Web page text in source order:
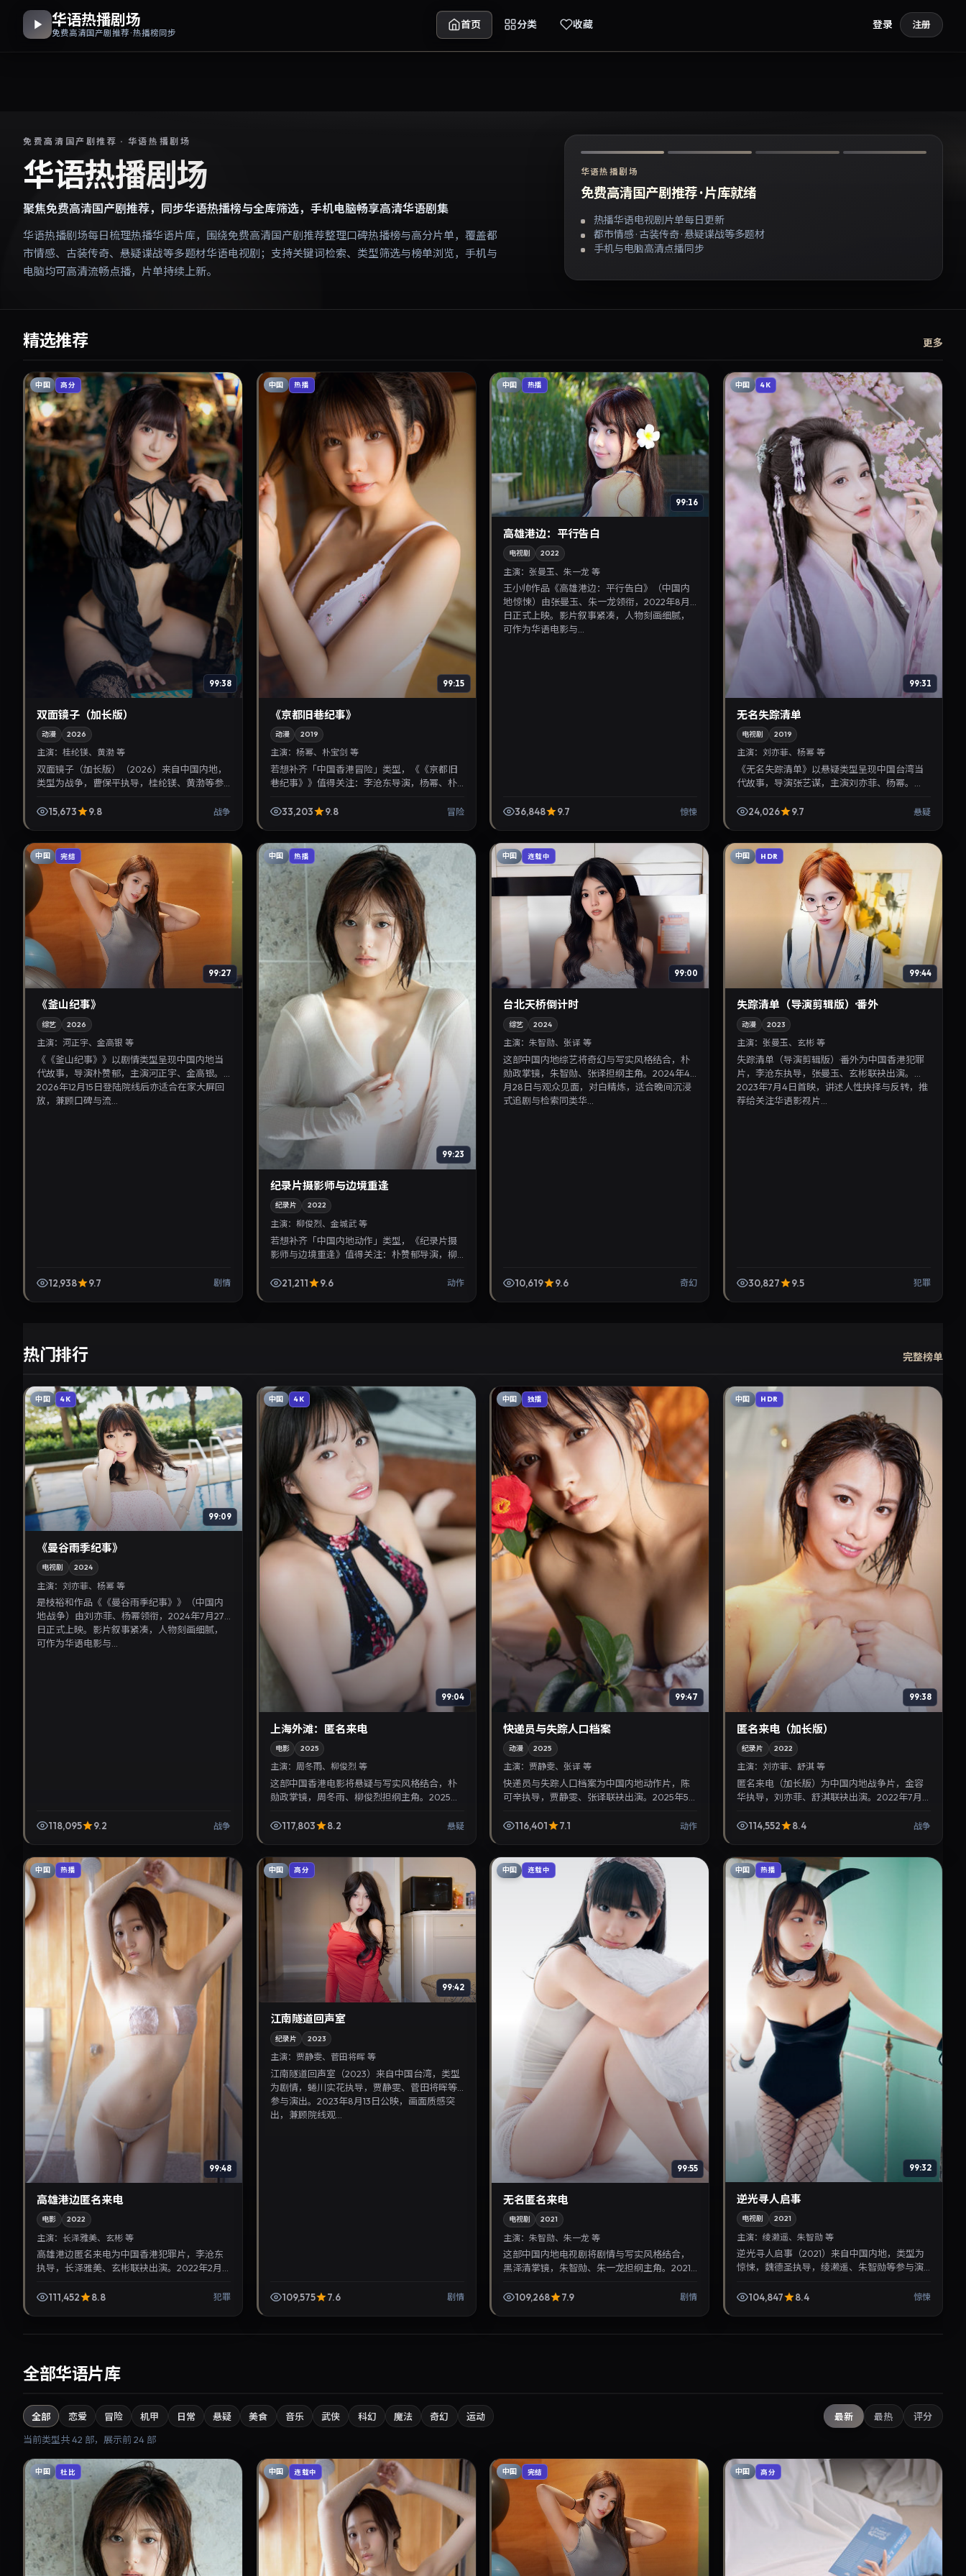
华语热播剧场
免费高清国产剧推荐 · 热播榜同步
首页 分类 收藏 登录 注册
免费高清国产剧推荐 · 华语热播剧场
华语热播剧场
聚焦免费高清国产剧推荐，同步华语热播榜与全库筛选，手机电脑畅享高清华语剧集
华语热播剧场每日梳理热播华语片库，围绕免费高清国产剧推荐整理口碑热播榜与高分片单，覆盖都
市情感、古装传奇、悬疑谍战等多题材华语电视剧；支持关键词检索、类型筛选与榜单浏览，手机与
电脑均可高清流畅点播，片单持续上新。
华语热播剧场
免费高清国产剧推荐 · 片库就绪
热播华语电视剧片单每日更新
都市情感 · 古装传奇 · 悬疑谍战等多题材
手机与电脑高清点播同步
精选推荐 更多
中国 高分
99:38
双面镜子（加长版）
动漫 2026
主演： 桂纶镁、黄渤 等
双面镜子（加长版）（2026）来自中国内地，
类型为战争，曹保平执导，桂纶镁、黄渤等参
兼顾院线观感与...
15,673 9.8 战争
中国 热播
99:15
《京都旧巷纪事》
动漫 2019
主演： 杨幂、朴宝剑 等
若想补齐「中国香港冒险」类型，《《京都旧
巷纪事》》值得关注：李沧东导演，杨幂、朴
晰，适合华语剧迷拓展...
33,203 9.8 冒险
中国 热播
99:16
高雄港边：平行告白
电视剧 2022
主演：张曼玉、朱一龙 等
王小帅作品《高雄港边：平行告白》（中国内
地·惊悚）由张曼玉、朱一龙领衔，2022年8月2
日正式上映。影片叙事紧凑，人物刻画细腻，
可作为华语电影与...
36,848 9.7 惊悚
中国 4K
99:31
无名失踪清单
电视剧 2019
主演： 刘亦菲、杨幂 等
《无名失踪清单》以悬疑类型呈现中国台湾当
代故事，导演张艺谋，主演刘亦菲、杨幂。
放，兼顾口碑与流媒体...
24,026 9.7 悬疑
中国 完结
99:27
《釜山纪事》
综艺 2026
主演： 河正宇、金高银 等
《《釜山纪事》》以剧情类型呈现中国内地当
代故事，导演朴赞郁，主演河正宇、金高银。
2026年12月15日登陆院线后亦适合在家大屏回
放，兼顾口碑与流...
12,938 9.7 剧情
中国 热播
99:23
纪录片摄影师与边境重逢
纪录片 2022
主演： 柳俊烈、金城武 等
若想补齐「中国内地动作」类型，《纪录片摄
影师与边境重逢》值得关注：朴赞郁导演，柳
线索清晰，适合华...
21,211 9.6 动作
中国 连载中
99:00
台北天桥倒计时
综艺 2024
主演：朱智勋、张译 等
这部中国内地综艺将奇幻与写实风格结合，朴
勋政掌镜，朱智勋、张译担纲主角。2024年4
月28日与观众见面，对白精炼，适合晚间沉浸
式追剧与检索同类华...
10,619 9.6 奇幻
中国 HDR
99:44
失踪清单（导演剪辑版）·番外
动漫 2023
主演： 张曼玉、玄彬 等
失踪清单（导演剪辑版）·番外为中国香港犯罪
片，李沧东执导，张曼玉、玄彬联袂出演。
2023年7月4日首映，讲述人性抉择与反转，推
荐给关注华语影视片...
30,827 9.5 犯罪
热门排行 完整榜单
中国 4K
99:09
《曼谷雨季纪事》
电视剧 2024
主演： 刘亦菲、杨幂 等
是枝裕和作品《《曼谷雨季纪事》》（中国内
地·战争）由刘亦菲、杨幂领衔，2024年7月27
日正式上映。影片叙事紧凑，人物刻画细腻，
可作为华语电影与...
118,095 9.2 战争
中国 4K
99:04
上海外滩：匿名来电
电影 2025
主演： 周冬雨、柳俊烈 等
这部中国香港电影将悬疑与写实风格结合，朴
勋政掌镜，周冬雨、柳俊烈担纲主角。2025年
式追剧与检索同...
117,803 8.2 悬疑
中国 独播
99:47
快递员与失踪人口档案
动漫 2025
主演：贾静雯、张译 等
快递员与失踪人口档案为中国内地动作片，陈
可辛执导，贾静雯、张译联袂出演。2025年5
注华语影视片库与热...
116,401 7.1 动作
中国 HDR
99:38
匿名来电（加长版）
纪录片 2022
主演： 刘亦菲、舒淇 等
匿名来电（加长版）为中国内地战争片，金容
华执导，刘亦菲、舒淇联袂出演。2022年7月4
语影视片库与热播榜...
114,552 8.4 战争
中国 热播
99:48
高雄港边匿名来电
电影 2022
主演： 长泽雅美、玄彬 等
高雄港边匿名来电为中国香港犯罪片，李沧东
执导，长泽雅美、玄彬联袂出演。2022年2月
华语影视片库与热播...
111,452 8.8 犯罪
中国 高分
99:42
江南隧道回声室
纪录片 2023
主演： 贾静雯、菅田将晖 等
江南隧道回声室（2023）来自中国台湾，类型
为剧情，蜷川实花执导，贾静雯、菅田将晖等
参与演出。2023年8月13日公映，画面质感突
出，兼顾院线观...
109,575 7.6 剧情
中国 连载中
99:55
无名匿名来电
电视剧 2021
主演：朱智勋、朱一龙 等
这部中国内地电视剧将剧情与写实风格结合，
黑泽清掌镜，朱智勋、朱一龙担纲主角。2021
浸式追剧与检索同...
109,268 7.9 剧情
中国 热播
99:32
逆光寻人启事
电视剧 2021
主演： 绫濑遥、朱智勋 等
逆光寻人启事（2021）来自中国内地，类型为
惊悚，魏德圣执导，绫濑遥、朱智勋等参与演
院线观感与家...
104,847 8.4 惊悚
全部华语片库
全部 恋爱 冒险 机甲 日常 悬疑 美食 音乐 武侠 科幻 魔法 奇幻 运动 最新 最热 评分
当前类型共42 部，展示前24 部
中国 杜比 中国 连载中 中国 完结 中国 高分